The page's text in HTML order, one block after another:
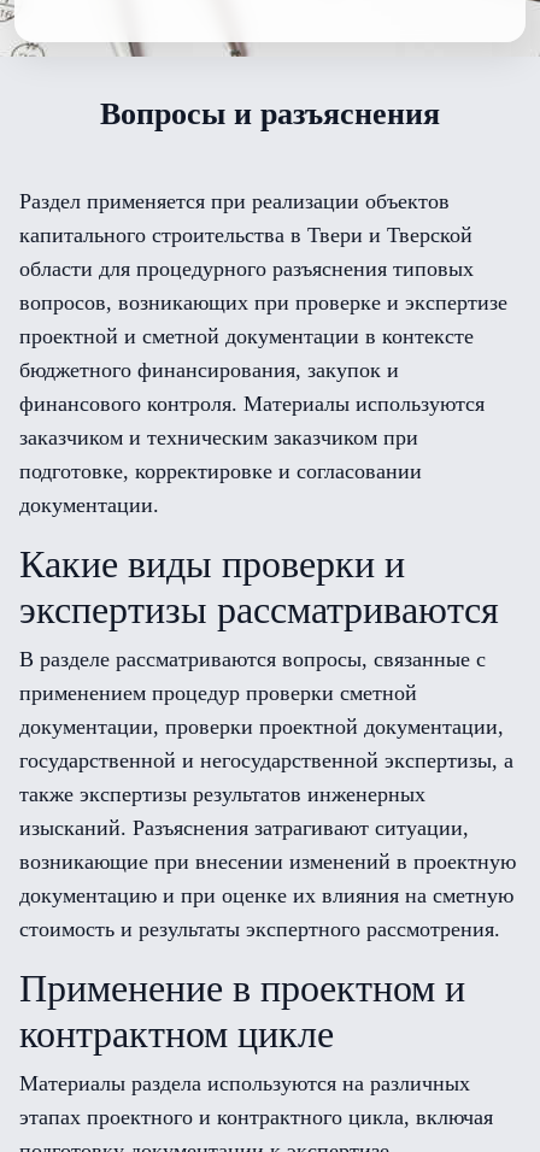
Вопросы и разъяснения
Раздел применяется при реализации объектов
капитального строительства в Твери и Тверской
области для процедурного разъяснения типовых
вопросов, возникающих при проверке и экспертизе
проектной и сметной документации в контексте
бюджетного финансирования, закупок и
финансового контроля. Материалы используются
заказчиком и техническим заказчиком при
подготовке, корректировке и согласовании
документации.
Какие виды проверки и
экспертизы рассматриваются
В разделе рассматриваются вопросы, связанные с
применением процедур проверки сметной
документации, проверки проектной документации,
государственной и негосударственной экспертизы, а
также экспертизы результатов инженерных
изысканий. Разъяснения затрагивают ситуации,
возникающие при внесении изменений в проектную
документацию и при оценке их влияния на сметную
стоимость и результаты экспертного рассмотрения.
Применение в проектном и
контрактном цикле
Материалы раздела используются на различных
этапах проектного и контрактного цикла, включая